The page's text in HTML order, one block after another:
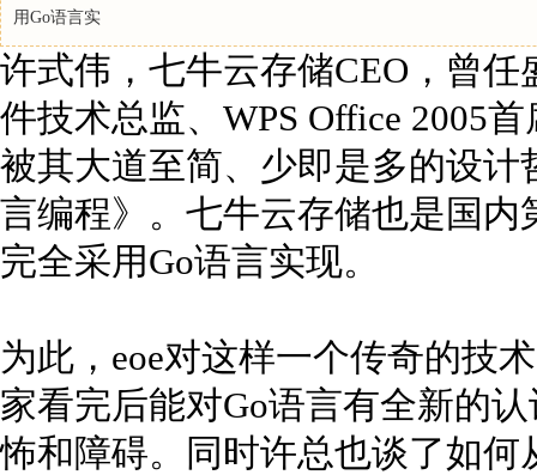
用Go语言实
许式伟，七牛云存储CEO，曾
件技术总监、WPS Office 2005
被其大道至简、少即是多的设
言编程》。七牛云存储也是国
完全采用Go语言实现。
为此，eoe对这样一个传奇的技
家看完后能对Go语言有全新的
怖和障碍。同时许总也谈了如